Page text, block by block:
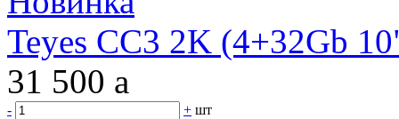
Teyes CC3 2K (4+32Gb
31 500 a
- + шт